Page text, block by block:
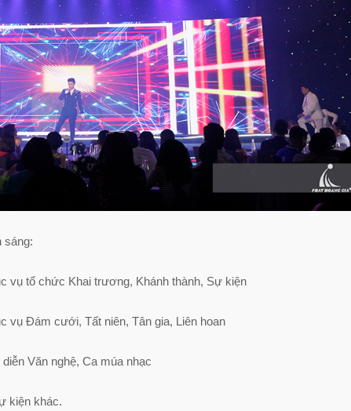
sáng:
vụ tổ chức Khai trương, Khánh thành, Sự kiện
vụ Đám cưới, Tất niên, Tân gia, Liên hoan
Văn nghệ, Ca múa nhạc
kiện khác.